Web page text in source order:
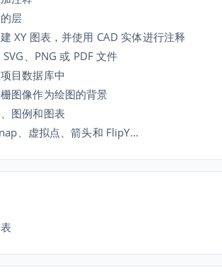
层
XY 图表，并使用 CAD 实体进行注释
、PNG 或 PDF 文件
目数据库中
图像作为绘图的背景
图例和图表
、虚拟点、箭头和 FlipY...